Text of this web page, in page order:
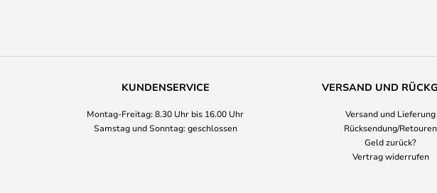
KUNDENSERVICE
Montag-Freitag: 8.30 Uhr bis 16.00 Uhr
Samstag und Sonntag: geschlossen
VERSAND UND
Versand und Lieferung
Rücksendung/Retouren
Geld zurück?
Vertrag widerrufen